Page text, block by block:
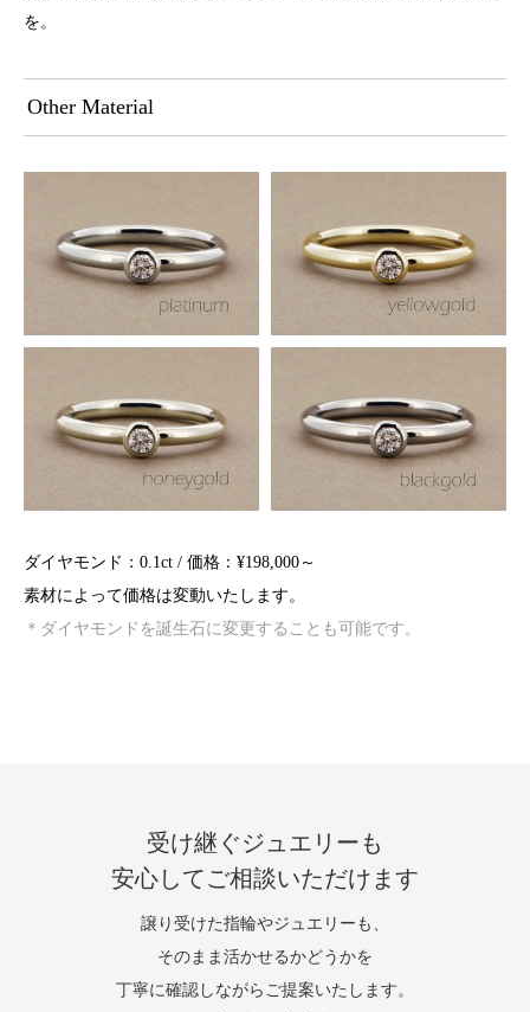
を。
Other Material
ダイヤモンド：0.1ct / 価格：¥198,000～
素材によって価格は変動いたします。
＊ダイヤモンドを誕生石に変更することも可能です。
受け継ぐジュエリーも
安心してご相談いただけます
譲り受けた指輪やジュエリーも、
そのまま活かせるかどうかを
丁寧に確認しながらご提案いたします。